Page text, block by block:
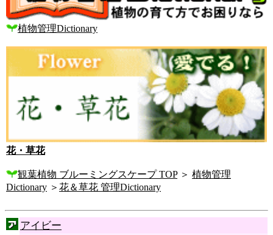
植物管理Dictionary
花・草花
観葉植物 ブルーミングスケープ TOP＞ 植物管理
Dictionary ＞ 花＆草花 管理Dictionary
アイビー